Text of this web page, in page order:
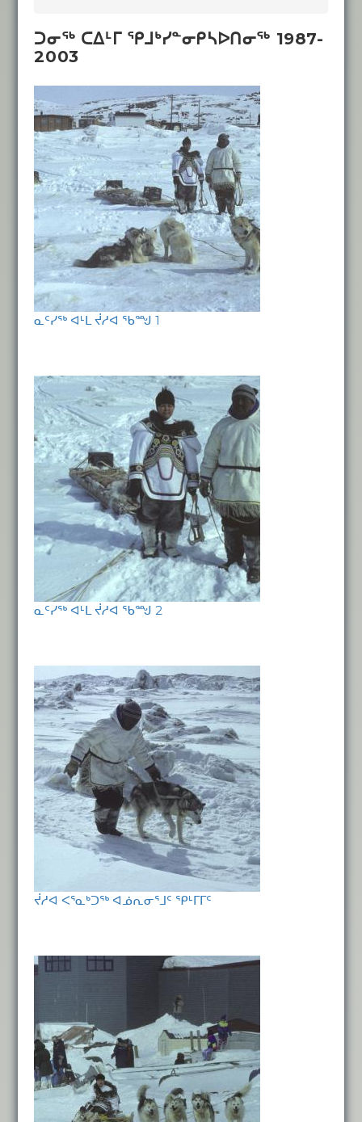
ᑐᓂᖅ ᑕᐃᒻᒥ ᕿᒧᒃᓯᓐᓂᑭᓴᐅᑎᓂᖅ 1987-
2003
ᓇᑦᓯᖅ ᐊᒻᒪ ᔫᓱᐊ ᖃᙳ 1
ᓇᑦᓯᖅ ᐊᒻᒪ ᔫᓱᐊ ᖃᙳ 2
ᔫᓱᐊ ᐸᕐᓇᒃᑐᖅ ᐊᓅᕆᓂᕐᒧᑦ ᕿᒻᒥᒥᑦ